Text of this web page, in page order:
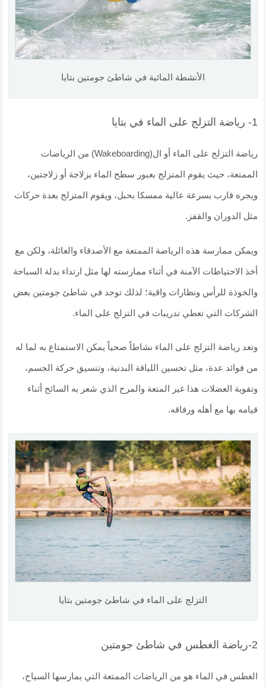
الأنشطة المائية في شاطئ جومتين بتايا
1- رياضة التزلج على الماء في بتايا
رياضة التزلج على الماء أو ال(Wakeboarding) من الرياضات
الممتعة، حيث يقوم المتزلج بعبور سطح الماء بزلاجة أو زلاجتين،
ويجره قارب بسرعة عالية ممسكا بحبل، ويقوم المتزلج بعدة حركات
مثل الدوران والقفز.
ويمكن ممارسة هذه الرياضة الممتعة مع الأصدقاء والعائلة، ولكن مع
أخذ الاحتياطات الآمنة في أثناء ممارسته لها مثل ارتداء بدلة السباحة
والخوذة للرأس ونظارات واقية؛ لذلك توجد في شاطئ جومتين بعض
الشركات التي تعطي تدريبات في التزلج على الماء.
وتعد رياضة التزلج على الماء نشاطاً صحياً يمكن الاستمتاع به لما له
من فوائد عدة، مثل تحسين اللياقة البدنية، وتنسيق حركة الجسم،
وتقوية العضلات هذا غير المتعة والمرح الذي شعر به السائح أثناء
قيامه بها مع أهله ورفاقه.
التزلج على الماء في شاطئ جومتين بتايا
2-رياضة الغطس في شاطئ جومتين
الغطس في الماء هو من الرياضات الممتعة التي يمارسها السياح،